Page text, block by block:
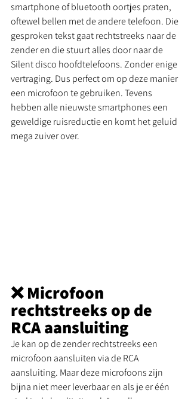
smartphone of bluetooth oortjes praten,
oftewel bellen met de andere telefoon. Die
gesproken tekst gaat rechtstreeks naar de
zender en die stuurt alles door naar de
Silent disco hoofdtelefoons. Zonder enige
vertraging. Dus perfect om op deze manier
een microfoon te gebruiken. Tevens
hebben alle nieuwste smartphones een
geweldige ruisreductie en komt het geluid
mega zuiver over.
❌ Microfoon
rechtstreeks op de
RCA aansluiting
Je kan op de zender rechtstreeks een
microfoon aansluiten via de RCA
aansluiting. Maar deze microfoons zijn
bijna niet meer leverbaar en als je er één